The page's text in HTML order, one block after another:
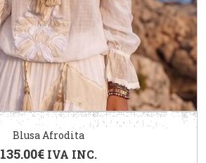
Blusa Afrodita
135.00€ IVA INC.